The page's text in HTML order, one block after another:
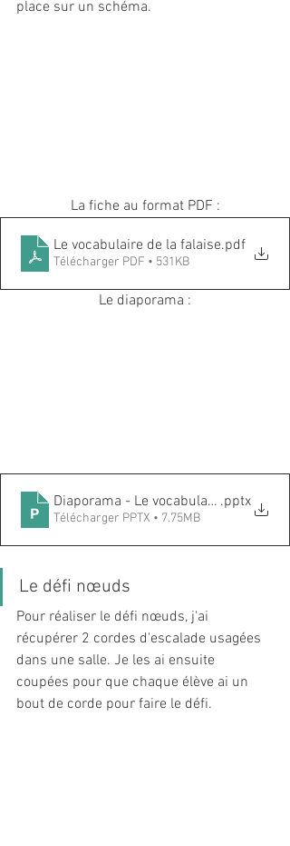
place sur un schéma.
La fiche au format PDF :
Le vocabulaire de la falaise.pdf
Télécharger PDF • 531KB
Le diaporama :
Diaporama - Le vocabulaire de la
.pptx
Télécharger PPTX • 7.75MB
Le défi nœuds
Pour réaliser le défi nœuds, j'ai
récupérer 2 cordes d'escalade usagées
dans une salle. Je les ai ensuite
coupées pour que chaque élève ai un
bout de corde pour faire le défi.